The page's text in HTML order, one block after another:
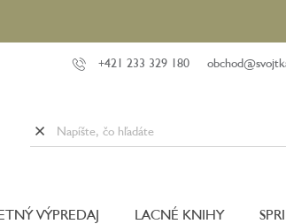
+421 233 329 180
VÝPREDAJ LACNÉ KNIHY